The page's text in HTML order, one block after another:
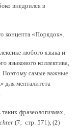
внедрился в
концепта «Порядок».
любого языка и
языкового коллектива,
Поэтому самые важные
для менталитета
фразеологизмах,
(7; стр. 571), (2)